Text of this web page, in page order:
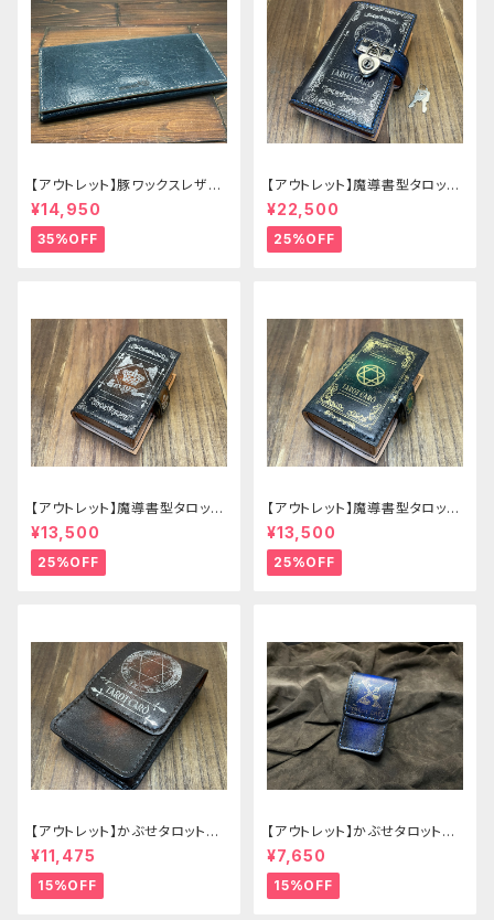
【アウトレット】豚ワックスレザー
のかぶせタイプの紳士長財布
¥14,950
35%OFF
【アウトレット】魔導書型タロット
カードケース Grimoire 青の書
¥22,500
25%OFF
【アウトレット】魔導書型タロット
カードケース Grimoire mini
茶の書
¥13,500
25%OFF
【アウトレット】魔導書型タロット
カードケース Grimoire mini
緑の書
¥13,500
25%OFF
【アウトレット】かぶせタロットケ
ース -Hermit- ゴシックブラウ
ン
¥11,475
15%OFF
【アウトレット】かぶせタロットケ
ース -Hermit- mini ゴシックブ
ルー
¥7,650
15%OFF